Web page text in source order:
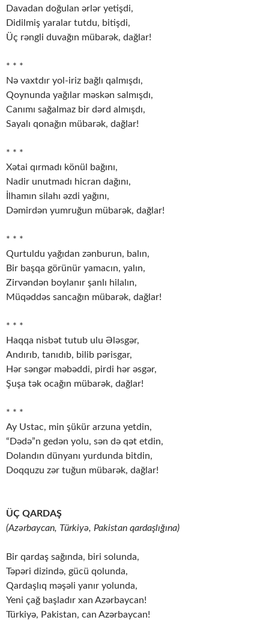
Davadan doğulan ərlər yetişdi,
Didilmiş yaralar tutdu, bitişdi,
Üç rəngli duvağın mübarək, dağlar!
* * *
Nə vaxtdır yol-iriz bağlı qalmışdı,
Qoynunda yağılar məskən salmışdı,
Canımı sağalmaz bir dərd almışdı,
Sayalı qonağın mübarək, dağlar!
* * *
Xətai qırmadı könül bağını,
Nadir unutmadı hicran dağını,
İlhamın silahı əzdi yağını,
Dəmirdən yumruğun mübarək, dağlar!
* * *
Qurtuldu yağıdan zənburun, balın,
Bir başqa görünür yamacın, yalın,
Zirvəndən boylanır şanlı hilalın,
Müqəddəs sancağın mübarək, dağlar!
* * *
Haqqa nisbət tutub ulu Ələsgər,
Andırıb, tanıdıb, bilib pərisgar,
Hər səngər məbəddi, pirdi hər əsgər,
Şuşa tək ocağın mübarək, dağlar!
* * *
Ay Ustac, min şükür arzuna yetdin,
“Dədə”n gedən yolu, sən də qət etdin,
Dolandın dünyanı yurdunda bitdin,
Doqquzu zər tuğun mübarək, dağlar!
ÜÇ QARDAŞ
(Azərbaycan, Türkiyə, Pakistan qardaşlığına)
Bir qardaş sağında, biri solunda,
Təpəri dizində, gücü qolunda,
Qardaşlıq məşəli yanır yolunda,
Yeni çağ başladır xan Azərbaycan!
Türkiyə, Pakistan, can Azərbaycan!